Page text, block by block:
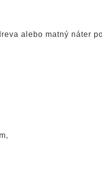
alebo matný náter